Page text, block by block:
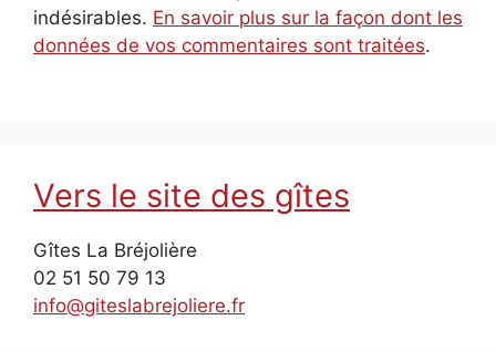
indésirables. En savoir plus sur la façon dont les
données de vos commentaires sont traitées.
Vers le site des gîtes
Gîtes La Bréjolière
02 51 50 79 13
info@giteslabrejoliere.fr